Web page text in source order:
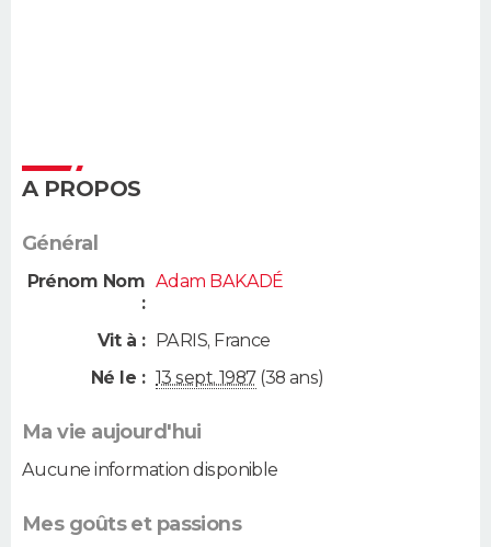
A PROPOS
Général
Prénom Nom
:
Adam BAKADÉ
Vit à : PARIS, France
Né le : 13 sept. 1987(38 ans)
Ma vie aujourd'hui
Aucune information disponible
Mes goûts et passions